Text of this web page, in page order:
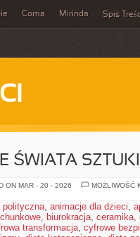
Coma Mirinda Spis
ŚWIATA
ON MAR - 20 - 2026
MOŻLIWOŚĆ
polityczna, animacje dla dzieci,
, biurokracja, ceramika,
transformacja, cyfrowe